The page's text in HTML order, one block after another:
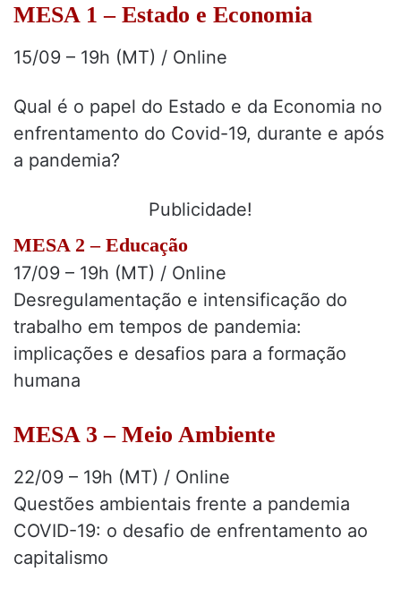
MESA 1 – Estado e Economia
15/09 – 19h (MT) / Online
Qual é o papel do Estado e da Economia no
enfrentamento do Covid-19, durante e após
a pandemia?
Publicidade!
MESA 2 – Educação
17/09 – 19h (MT) / Online
Desregulamentação e intensificação do
trabalho em tempos de pandemia:
implicações e desafios para a formação
humana
MESA 3 – Meio Ambiente
22/09 – 19h (MT) / Online
Questões ambientais frente a pandemia
COVID-19: o desafio de enfrentamento ao
capitalismo